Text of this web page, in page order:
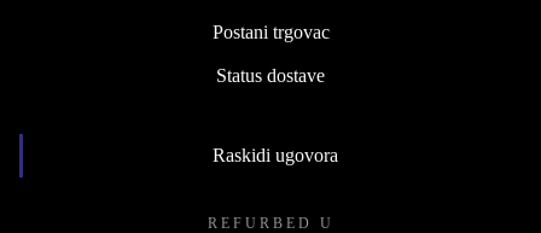
Postani trgovac
Status dostave
Raskidi ugovora
REFURBED U